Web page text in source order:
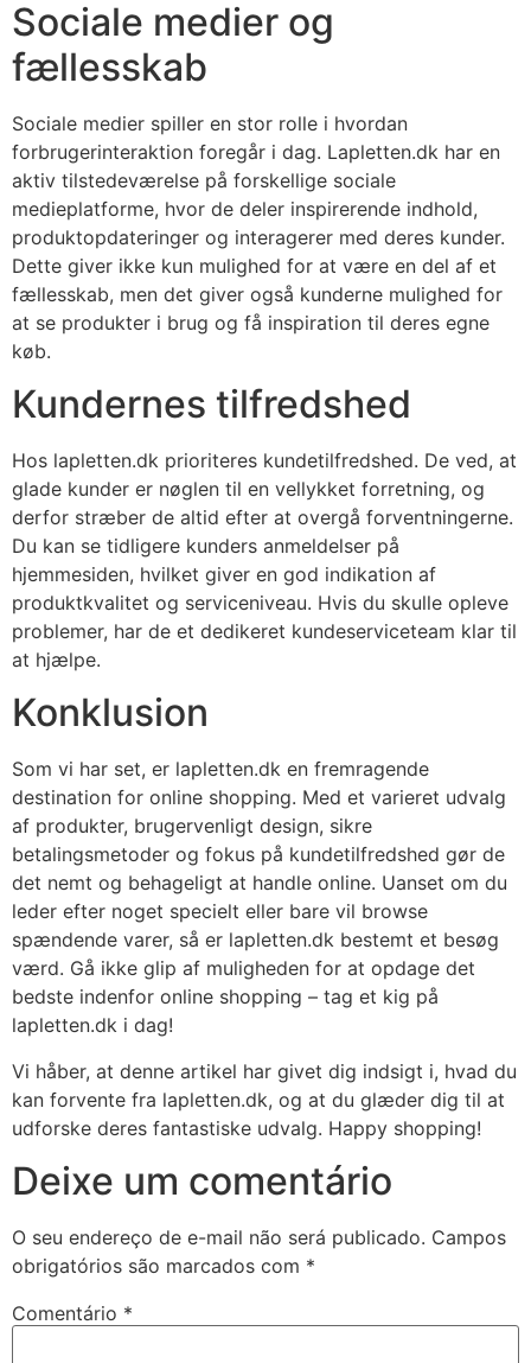
Sociale medier og
fællesskab
Sociale medier spiller en stor rolle i hvordan
forbrugerinteraktion foregår i dag. Lapletten.dk har en
aktiv tilstedeværelse på forskellige sociale
medieplatforme, hvor de deler inspirerende indhold,
produktopdateringer og interagerer med deres kunder.
Dette giver ikke kun mulighed for at være en del af et
fællesskab, men det giver også kunderne mulighed for
at se produkter i brug og få inspiration til deres egne
køb.
Kundernes tilfredshed
Hos lapletten.dk prioriteres kundetilfredshed. De ved, at
glade kunder er nøglen til en vellykket forretning, og
derfor stræber de altid efter at overgå forventningerne.
Du kan se tidligere kunders anmeldelser på
hjemmesiden, hvilket giver en god indikation af
produktkvalitet og serviceniveau. Hvis du skulle opleve
problemer, har de et dedikeret kundeserviceteam klar til
at hjælpe.
Konklusion
Som vi har set, er lapletten.dk en fremragende
destination for online shopping. Med et varieret udvalg
af produkter, brugervenligt design, sikre
betalingsmetoder og fokus på kundetilfredshed gør de
det nemt og behageligt at handle online. Uanset om du
leder efter noget specielt eller bare vil browse
spændende varer, så er lapletten.dk bestemt et besøg
værd. Gå ikke glip af muligheden for at opdage det
bedste indenfor online shopping – tag et kig på
lapletten.dk i dag!
Vi håber, at denne artikel har givet dig indsigt i, hvad du
kan forvente fra lapletten.dk, og at du glæder dig til at
udforske deres fantastiske udvalg. Happy shopping!
Deixe um comentário
O seu endereço de e-mail não será publicado. Campos
obrigatórios são marcados com *
Comentário *